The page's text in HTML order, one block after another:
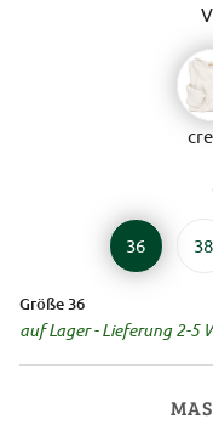
36 38
Größe 36
auf Lager - Lieferung 2-5